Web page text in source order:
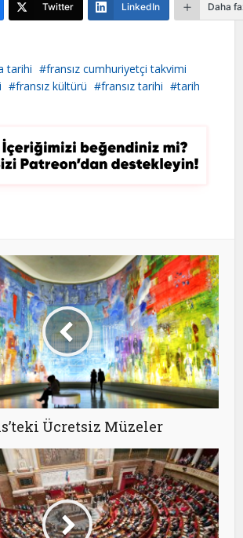
Twitter LinkedIn Daha
tarihi
fransız cumhuriyetçi takvimi
fransız kültürü fransız tarihi tarih
Ücretsiz Müzeler